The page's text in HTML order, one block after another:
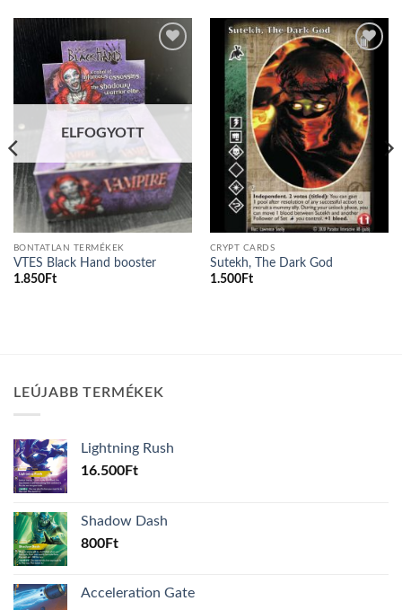
ELFOGYOTT
BONTATLAN TERMÉKEK
VTES Black Hand booster
1.850Ft
Add to
wishlist
CRYPT CARDS
Sutekh, The Dark God
1.500Ft
LEÚJABB TERMÉKEK
Lightning Rush
16.500Ft
Shadow Dash
800Ft
Acceleration Gate